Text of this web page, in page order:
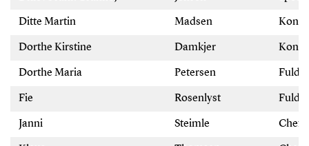
Ditte Martin Madsen
Dorthe Kirstine Damkjer
Dorthe Maria Petersen
Fie Rosenlyst
Janni Steimle